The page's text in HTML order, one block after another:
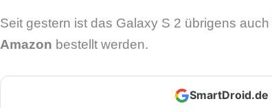
Seit gestern ist das Galaxy S 2 übrigens auch
Amazon bestellt werden.
SmartDroid.de